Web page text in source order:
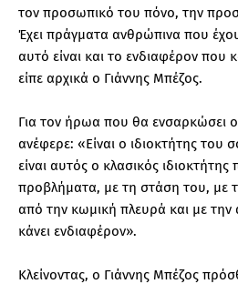
τον προσωπικό του πόνο, την
Έχει πράγματα ανθρώπινα που
αυτό είναι και το ενδιαφέρον που
είπε αρχικά ο Γιάννης Μπέζος.
Για τον ήρωα που θα ενσαρκώσει ο
ανέφερε: «Είναι ο ιδιοκτήτης του
είναι αυτός ο κλασικός
προβλήματα, με τη στάση του, με
από την κωμική πλευρά και με την
κάνει ενδιαφέρον».
Κλείνοντας, ο Γιάννης Μπέζος